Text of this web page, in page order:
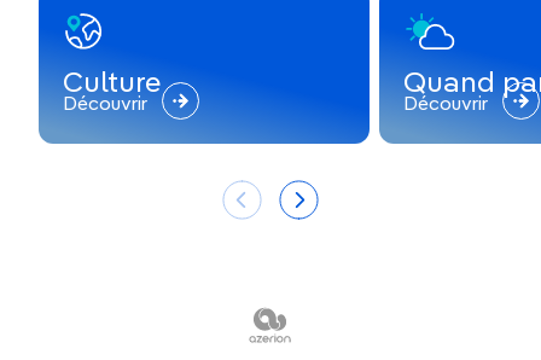
Culture
Découvrir
Quand
Découvrir